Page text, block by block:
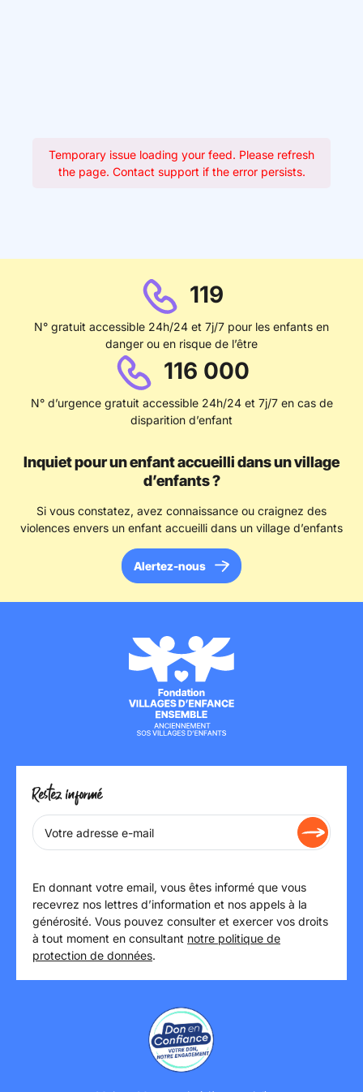
Temporary issue loading your feed. Please refresh
the page. Contact support if the error persists.
119
N° gratuit accessible 24h/24 et 7j/7 pour les enfants en
danger ou en risque de l’être
116 000
N° d’urgence gratuit accessible 24h/24 et 7j/7 en cas de
disparition d’enfant
Inquiet pour un enfant accueilli dans un village
d’enfants ?
Si vous constatez, avez connaissance ou craignez des
violences envers un enfant accueilli dans un village d’enfants
Alertez-nous
Restez informé
En donnant votre email, vous êtes informé que vous
recevrez nos lettres d’information et nos appels à la
générosité. Vous pouvez consulter et exercer vos droits
à tout moment en consultant notre politique de
protection de données.